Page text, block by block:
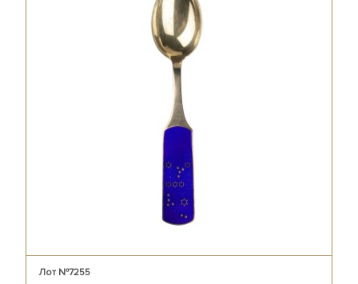
Лот №7255